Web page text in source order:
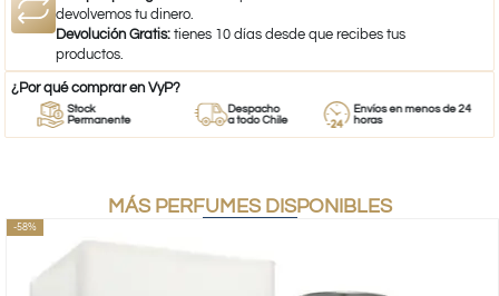
devolvemos tu dinero.
Devolución Gratis: tienes 10 días desde que recibes tus
productos.
¿Por qué comprar en VyP?
Stock
Permanente
Despacho
a todo Chile
Envíos en menos de 24
horas
MÁS PERFUMES DISPONIBLES
-58%